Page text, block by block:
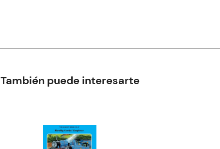
También puede interesarte